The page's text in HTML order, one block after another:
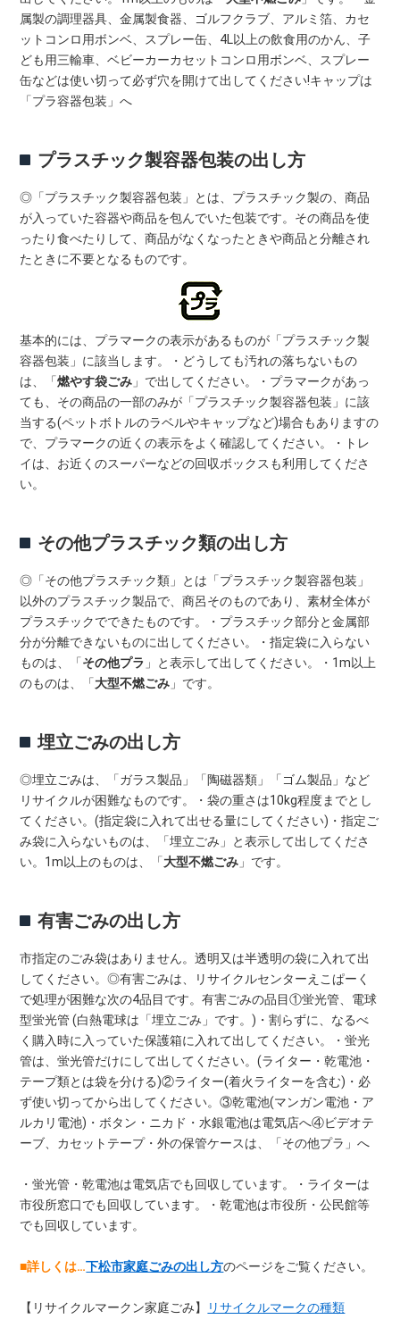
属製の調理器具、金属製食器、ゴルフクラブ、アルミ箔、カセ
ットコンロ用ボンベ、スプレー缶、4L以上の飲食用のかん、子
ども用三輸車、ベビーカーカセットコンロ用ボンベ、スプレー
缶などは使い切って必ず穴を開けて出してください!キャップは
「プラ容器包装」へ
プラスチック製容器包装の出し方
◎「プラスチック製容器包装」とは、プラスチック製の、商品
が入っていた容器や商品を包んでいた包装です。その商品を使
ったり食べたりして、商品がなくなったときや商品と分離され
たときに不要となるものです。
基本的には、プラマークの表示があるものが「プラスチック製
容器包装」に該当します。・どうしても汚れの落ちないもの
は、「燃やす袋ごみ 」で出してください。・プラマークがあっ
ても、その商品の一部のみが「プラスチック製容器包装」に該
当する(ペットボトルのラベルやキャップなど)場合もありますの
で、プラマークの近くの表示をよく確認してください。・トレ
イは、お近くのスーパーなどの回収ボックスも利用してくださ
い。
その他プラスチック類の出し方
◎「その他プラスチック類」とは「プラスチック製容器包装」
以外のプラスチック製品で、商呂そのものであり、素材全体が
プラスチックでできたものです。・プラスチック部分と金属部
分が分離できないものに出してください。・指定袋に入らない
ものは、「その他プラ 」と表示して出してください。・1m以上
のものは、「大型不燃ごみ 」です。
埋立ごみの出し方
◎埋立ごみは、「ガラス製品」「陶磁器類」「ゴム製品」など
リサイクルが困難なものです。・袋の重さは10kg程度までとし
てください。(指定袋に入れて出せる量にしてください)・指定ご
み袋に入らないものは、「埋立ごみ」と表示して出してくださ
い。1m以上のものは、「大型不燃ごみ 」です。
有害ごみの出し方
市指定のごみ袋はありません。透明又は半透明の袋に入れて出
してください。◎有害ごみは、リサイクルセンターえこぱーく
で処理が困難な次の4品目です。有害ごみの品目①蛍光管、電球
型蛍光管 (白熱電球は「埋立ごみ」です。)・割らずに、なるべ
く購入時に入っていた保護箱に入れて出してください。・蛍光
管は、蛍光管だけにして出してください。(ライター・乾電池・
テープ類とは袋を分ける)②ライター(着火ライターを含む)・必
ず使い切ってから出してください。③乾電池(マンガン電池・ア
ルカリ電池)・ボタン・ニカド・水銀電池は電気店へ④ビデオテ
ーブ、カセットテープ・外の保管ケースは、「その他プラ」へ
・蛍光管・乾電池は電気店でも回収しています。・ライターは
市役所窓口でも回収しています。・乾電池は市役所・公民館等
でも回収しています。
■詳しくは…下松市家庭ごみの出し方のページをご覧ください。
【リサイクルマークン家庭ごみ】 リサイクルマークの種類